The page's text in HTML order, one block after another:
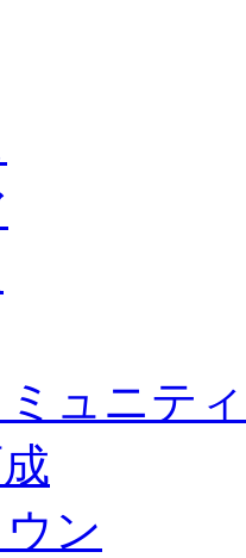
ビスについて
ーグ2026/27シーズン試
3リーグ 2026/27シーズン「
ティ
店舗）
ア）
ュニティ
ン